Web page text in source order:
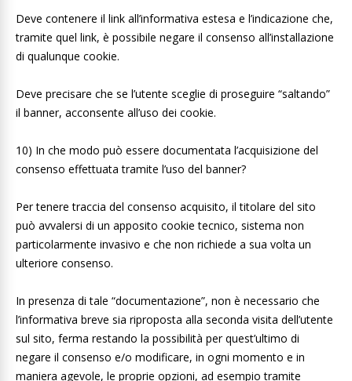
Deve contenere il link all’informativa estesa e l’indicazione che,
tramite quel link, è possibile negare il consenso all’installazione
di qualunque cookie.
Deve precisare che se l’utente sceglie di proseguire “saltando”
il banner, acconsente all’uso dei cookie.
10) In che modo può essere documentata l’acquisizione del
consenso effettuata tramite l’uso del banner?
Per tenere traccia del consenso acquisito, il titolare del sito
può avvalersi di un apposito cookie tecnico, sistema non
particolarmente invasivo e che non richiede a sua volta un
ulteriore consenso.
In presenza di tale “documentazione”, non è necessario che
l’informativa breve sia riproposta alla seconda visita dell’utente
sul sito, ferma restando la possibilità per quest’ultimo di
negare il consenso e/o modificare, in ogni momento e in
maniera agevole, le proprie opzioni, ad esempio tramite